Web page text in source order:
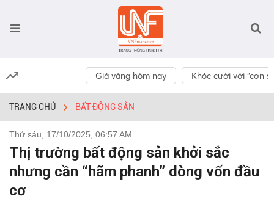
Giá vàng hôm nay Khóc cười với “cơn
TRANG CHỦ BẤT ĐỘNG SẢN
Thứ sáu, 17/10/2025, 06:57 AM
Thị trường bất động sản khởi sắc
nhưng cần “hãm phanh” dòng vốn đầu
cơ